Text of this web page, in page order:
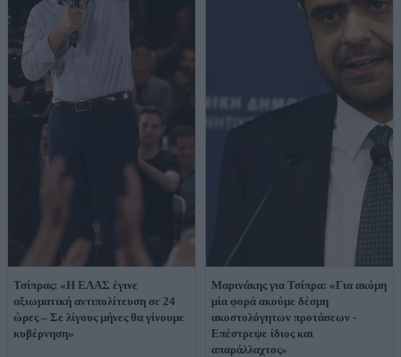
Τσίπρας: «Η ΕΛΑΣ έγινε
αξιωματική αντιπολίτευση σε 24
ώρες – Σε λίγους μήνες θα γίνουμε
κυβέρνηση»
Μαρινάκης για Τσίπρα: «Για ακόμη
μία φορά ακούμε δέσμη
ακοστολόγητων προτάσεων -
Επέστρεψε ίδιος και
απαράλλαχτος»